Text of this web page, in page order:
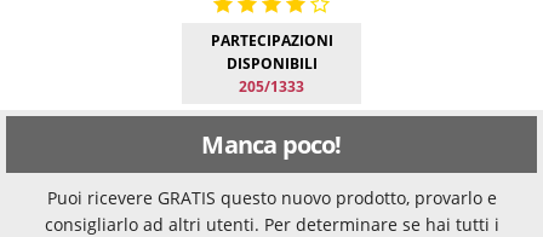
PARTECIPAZIONI
DISPONIBILI
205/1333
Manca poco!
Puoi ricevere GRATIS questo nuovo prodotto, provarlo e
consigliarlo ad altri utenti. Per determinare se hai tutti i